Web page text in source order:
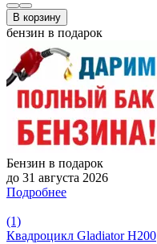
В корзину
бензин в подарок
Бензин в подарок
до 31 августа 2026
Подробнее
(1)
Квадроцикл Gladiator H200